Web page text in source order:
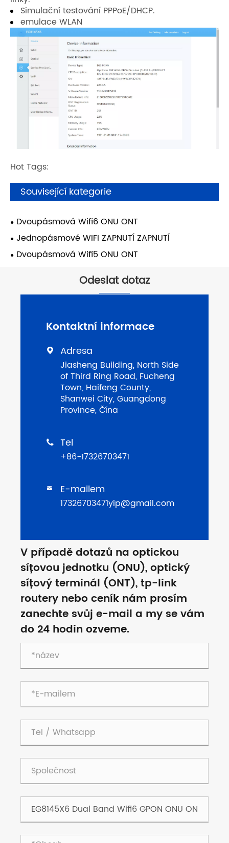
Simulační testování PPPoE/DHCP.
emulace WLAN
Hot Tags:
Související kategorie
Dvoupásmová Wifi6 ONU ONT
Jednopásmové WIFI ZAPNUTÍ ZAPNUTÍ
Dvoupásmová Wifi5 ONU ONT
Odeslat dotaz
Kontaktní informace
 Adresa
Jiasheng Building, North Side
of Third Ring Road, Fucheng
Town, Haifeng County,
Shanwei City, Guangdong
Province, Čína
 Tel
+86-17326703471
 E-mailem
17326703471yip@gmail.com
V případě dotazů na optickou
síťovou jednotku (ONU), optický
síťový terminál (ONT), tp-link
routery nebo ceník nám prosím
zanechte svůj e-mail a my se vám
do 24 hodin ozveme.